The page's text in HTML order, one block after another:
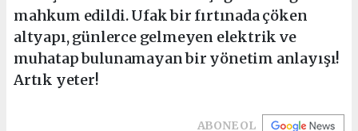
mahkum edildi. Ufak bir fırtınada çöken
altyapı, günlerce gelmeyen elektrik ve
muhatap bulunamayan bir yönetim anlayışı!
Artık yeter!
ABONE OL